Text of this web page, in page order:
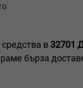
в 32701
бърза